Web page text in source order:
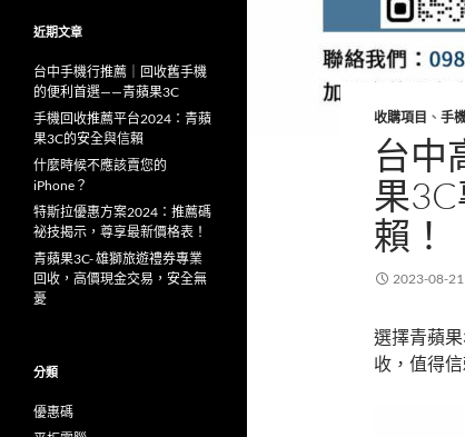
收購項目 、 手
台中
果
賴！
2023-08-21
選擇青蘋
收，值得信
字:
近期文章
台中手機行推薦｜回收舊手機
的便利首選——青蘋果3C
手機回收推薦平台2024：青蘋
果3C的安全與信賴
什麼時候不應該賣您的
iPhone？
特斯拉優惠方案2024：推薦碼
祕技揭示，尊享最新價格表！
青蘋果3C- 雄獅旅遊禮券專業
回收，高價現金交易，安全無
憂
分類
優惠碼